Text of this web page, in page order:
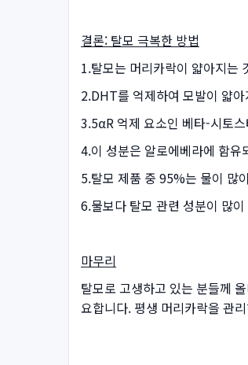
결론: 탈모 극복한 방법
1.탈모는 머리카락이 얇아지는
2.DHT를 억제하여 모발이 얇
3.5αR 억제 요소인 베타-시토
4.이 성분은 알로에베라에 함유
5.탈모 제품 중 95%는 물이 많
6.물보다 탈모 관련 성분이 많
마무리
탈모로 고생하고 있는 분들께
요합니다. 평생 머리카락을 관